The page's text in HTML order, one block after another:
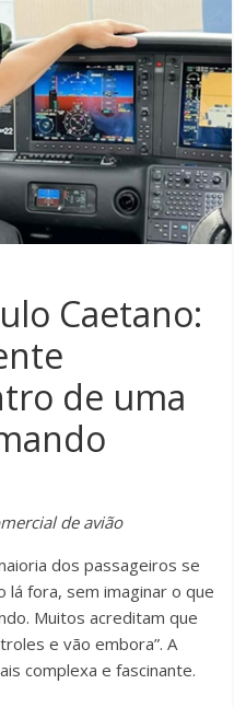
Caetano:
de uma
de avião
dos passageiros se
lá fora, sem imaginar o que
Muitos acreditam que
e vão embora”. A
complexa e fascinante.